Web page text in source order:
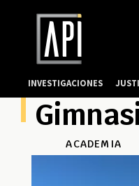
ACADEMIA
INVESTIGACIONES